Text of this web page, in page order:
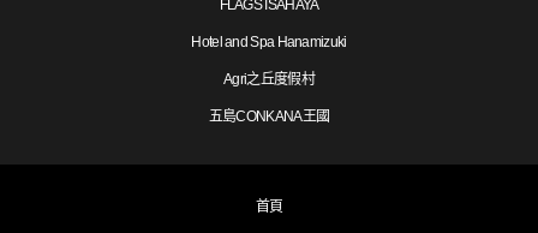
FLAGS ISAHAYA
Hotel and Spa Hanamizuki
Agri之丘度假村
五島CONKANA王國
首頁